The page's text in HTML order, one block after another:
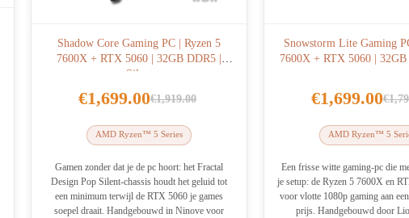
Shadow Core Gaming PC | Ryzen 5
7600X + RTX 5060 | 32GB DDR5 |
Silent
€1,919.00
Oorspronkelijke
prijs
was:
€1,919.00.
€1,699.00Huidige
prijs
is:
€1,699.00.
AMD Ryzen™ 5 Series
Gamen zonder dat je de pc hoort: het Fractal
Design Pop Silent-chassis houdt het geluid tot
een minimum terwijl de RTX 5060 je games
soepel draait. Handgebouwd in Ninove voor
Snowstorm Lite Gaming
7600X + RTX 5060 |
€
prijs
was:
€1,699.00
prijs
is:
AMD Ryzen™ 5
Een frisse witte gaming-pc die
je setup: de Ryzen 5 7600X en
voor vlotte 1080p gaming aan
prijs. Handgebouwd door